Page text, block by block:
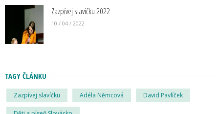
Zazpívej slavíčku 2022
10 / 04 / 2022
TAGY ČLÁNKU
Zazpívej slavíčku Adéla Němcová David Pavlíček